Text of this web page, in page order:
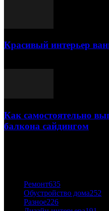
Красивый интерьер
Как самостоятельно
балкона сайдингом
Ремонт635
Обустройство дома252
Разное226